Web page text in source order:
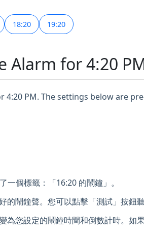
18:20 19:20
Alarm for 4:20
PM. The settings below are
一個標籤：「16:20 的鬧鐘」。
的鬧鐘聲。您可以點擊「測試」按鈕聽
為您設定的鬧鐘時間和倒數計時。如